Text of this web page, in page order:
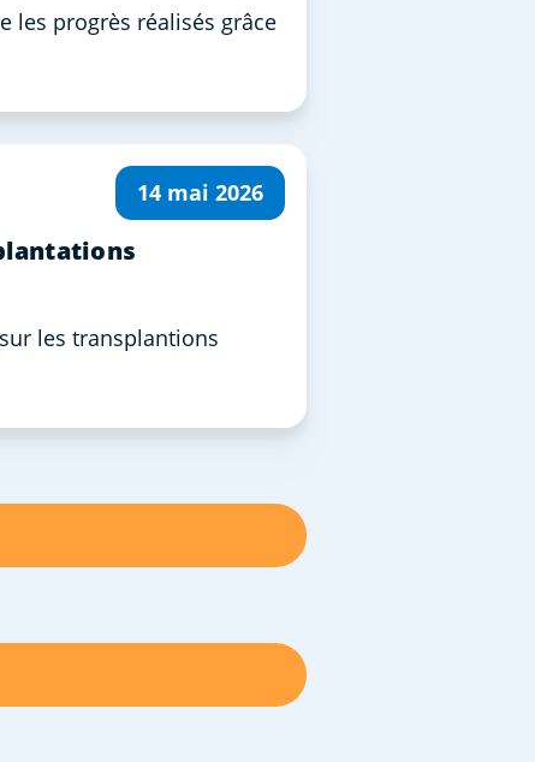
les progrès réalisés grâce
les transplantions
14 mai 2026